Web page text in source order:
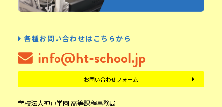
各種お問い合わせはこちらから
info@ht-school.jp
お問い合わせフォーム
学校法人神戸学園 高等課程事務局